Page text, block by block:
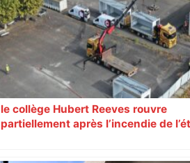
le collège Hubert Reeves rouvre
partiellement après l’incendie de